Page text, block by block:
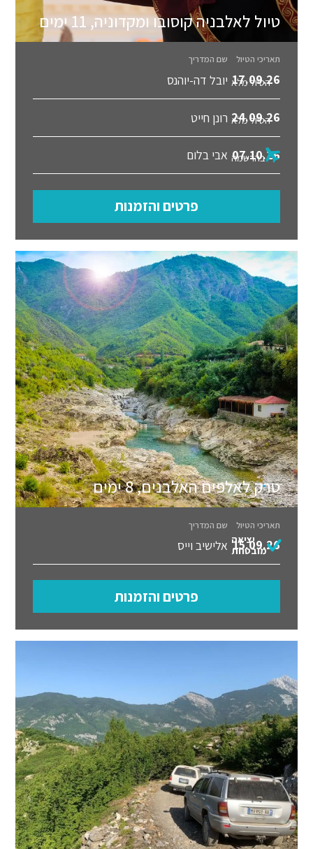
טיול לאלבניה קוסובו ומקדוניה, 11 ימים
תאריכי הטיול שם המדריך
17.09.26 יובל דה-יוהנס הטיול מלא
24.09.26 רונן חייט הטיול מלא
07.10.26 אבי בלום בהרשמה
פרטים והזמנות
טרק לאלפים האלבנים, 8 ימים
תאריכי הטיול שם המדריך
15.09.26 אלישיב וייס יציאה
מובטחת
פרטים והזמנות